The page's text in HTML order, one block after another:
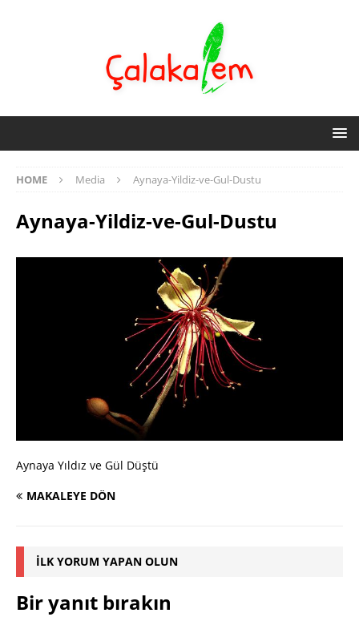
HOME Media Aynaya-Yildiz-ve-Gul-Dustu
Aynaya-Yildiz-ve-Gul-Dustu
Aynaya Yıldız ve Gül Düştü
MAKALEYE DÖN
İLK YORUM YAPAN OLUN
Bir yanıt bırakın